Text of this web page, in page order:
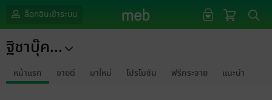
ล็อกอินเข้าระบบ
ฐิชาบุ๊ค...
หน้าแรก ขายดี มาใหม่ โปรโมชัน ฟรีกระจาย แนะนำ